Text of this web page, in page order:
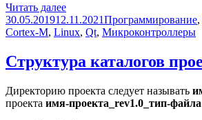
Читать далееОтладка
микроконтроллеров
в
Опубликовано
30.05.201912.11.2021Рубрики
Программирование,
Cortex-M, Linux, Qt, Микроконтроллеры
Структура каталогов
Директорию проекта следует называть
проекта имя-проекта_rev1.0_тип-файла